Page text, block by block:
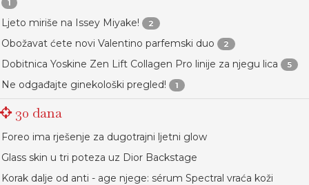
1
Ljeto miriše na Issey Miyake! 2
Obožavat ćete novi Valentino parfemski duo 2
Dobitnica Yoskine Zen Lift Collagen Pro linije za njegu lica 5
Ne odgađajte ginekološki pregled! 1
30 dana
Foreo ima rješenje za dugotrajni ljetni glow
Glass skin u tri poteza uz Dior Backstage
Korak dalje od anti - age njege: sérum Spectral vraća koži